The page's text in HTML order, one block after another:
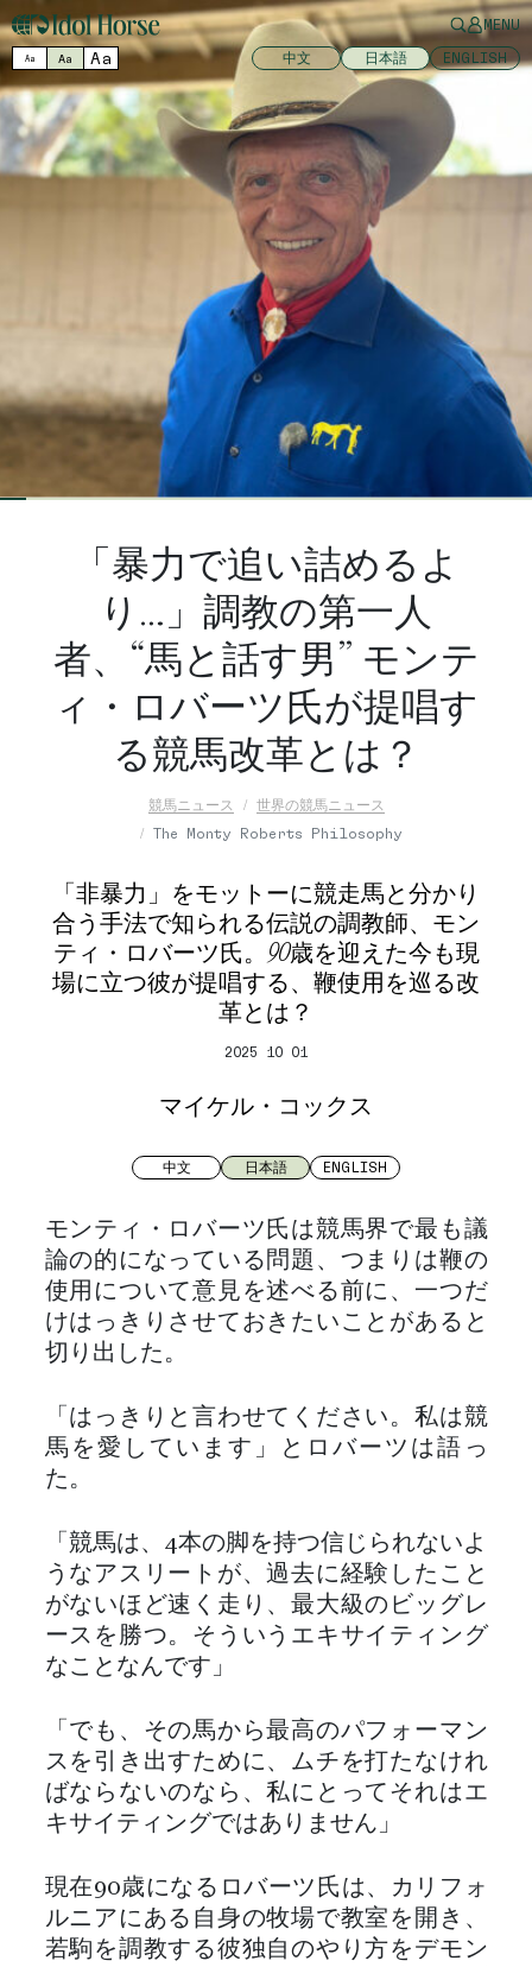
MENU
Aa Aa Aa 中文 日本語 ENGLISH
「暴力で追い詰めるよ
り…」調教の第一人
者、“馬と話す男” モンテ
ィ・ロバーツ氏が提唱す
る競馬改革とは？
競馬ニュース
世界の競馬ニュース
The Monty Roberts Philosophy
「非暴力」をモットーに競走馬と分かり
合う手法で知られる伝説の調教師、モン
ティ・ロバーツ氏。90歳を迎えた今も現
場に立つ彼が提唱する、鞭使用を巡る改
革とは？
2025 10 01
マイケル・コックス
中文 日本語 ENGLISH
モンティ・ロバーツ氏は競馬界で最も議
論の的になっている問題、つまりは鞭の
使用について意見を述べる前に、一つだ
けはっきりさせておきたいことがあると
切り出した。
「はっきりと言わせてください。私は競
馬を愛しています」とロバーツは語っ
た。
「競馬は、4本の脚を持つ信じられないよ
うなアスリートが、過去に経験したこと
がないほど速く走り、最大級のビッグレ
ースを勝つ。そういうエキサイティング
なことなんです」
「でも、その馬から最高のパフォーマン
スを引き出すために、ムチを打たなけれ
ばならないのなら、私にとってそれはエ
キサイティングではありません」
現在90歳になるロバーツ氏は、カリフォ
ルニアにある自身の牧場で教室を開き、
若駒を調教する彼独自のやり方をデモン